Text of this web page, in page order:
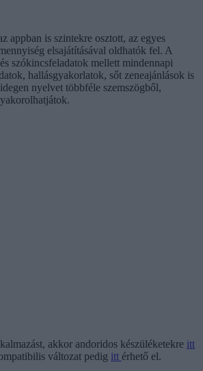
appban is szintekre osztott, az egyes
elsajátításával oldhatók fel. A
szókincsfeladatok mellett mindennapi
hallásgyakorlatok, sőt zeneajánlások is
nyelvet többféle szemszögből,
akkor andoridos készüléketekre itt
változat pedig itt érhető el.